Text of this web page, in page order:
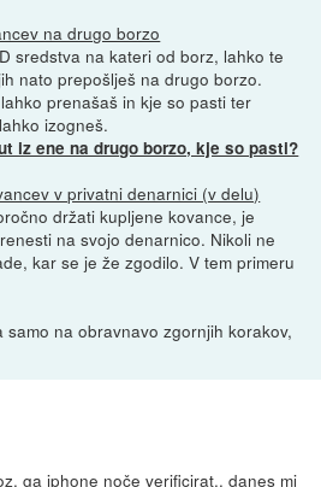
na drugo borzo
sredstva na kateri od borz, lahko te
nato prepošlješ na drugo borzo.
prenašaš in kje so pasti ter
izogneš.
iz ene na drugo borzo, kje so pasti?
v privatni denarnici (v delu)
držati kupljene kovance, je
na svojo denarnico. Nikoli ne
kar se je že zgodilo. V tem primeru
samo na obravnavo zgornjih korakov,
ga iphone noče verificirat.. danes mi